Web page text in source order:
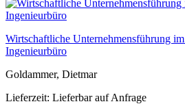
Wirtschaftliche Unternehmensführung
Ingenieurbüro
Goldammer, Dietmar
Lieferzeit: Lieferbar auf Anfrage